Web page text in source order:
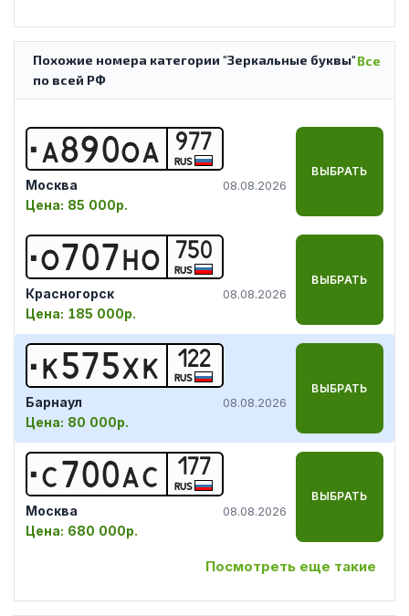
Все
Похожие номера категории "Зеркальные буквы"
по всей РФ
А890ОА 977
RUS
Москва 08.08.2026
Цена: 85 000р.
ВЫБРАТЬ
О707НО 750
RUS
Красногорск 08.08.2026
Цена: 185 000р.
ВЫБРАТЬ
К575ХК 122
RUS
Барнаул 08.08.2026
Цена: 80 000р.
ВЫБРАТЬ
С700АС 177
RUS
Москва 08.08.2026
Цена: 680 000р.
ВЫБРАТЬ
Посмотреть еще такие